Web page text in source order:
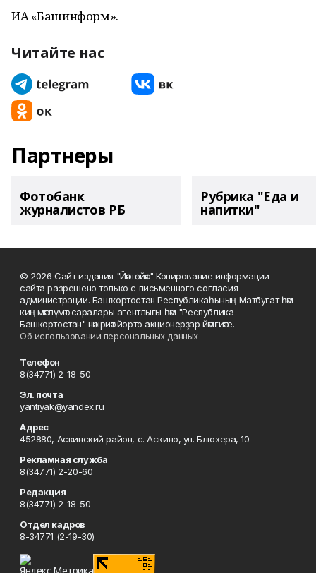
ИА «Башинформ».
Читайте нас
Партнеры
Фотобанк
журналистов РБ
Рубрика "Еда и
напитки"
© 2026 Сайт издания "Йәнтөйәк" Копирование информации
сайта разрешено только с письменного согласия
администрации. Башҡортостан Республикаһының Матбуғат һәм
киң мәғлүмәт саралары агентлығы һәм "Республика
Башкортостан" нәшриәт йорто акционерҙар йәмғиәте.
Об использовании персональных данных
Телефон
8(34771) 2-18-50
Эл. почта
yantiyak@yandex.ru
Адрес
452880, Аскинский район, с. Аскино, ул. Блюхера, 10
Рекламная служба
8(34771) 2-20-60
Редакция
8(34771) 2-18-50
Отдел кадров
8-34771 (2-19-30)